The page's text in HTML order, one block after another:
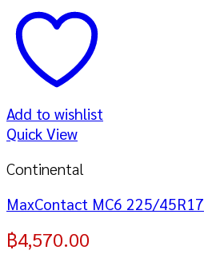
Add to wishlist
Quick View
Continental
MaxContact MC6 225/45R17
฿4,570.00